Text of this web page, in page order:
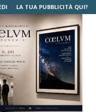
LA TUA PUBBLICITÀ QUI?